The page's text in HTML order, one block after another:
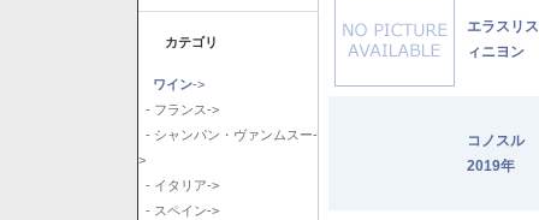
カテゴリ
ワイン->
- フランス->
- シャンパン・ヴァンムスー-
>
- イタリア->
- スペイン->
エラスリ
ィニヨン
コノスル
2019年